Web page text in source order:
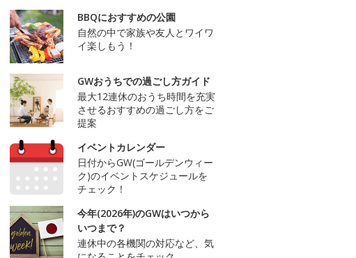
BBQにおすすめの公園
自然の中で家族や友人とワイワ
イ楽しもう！
GWおうちでの過ごし方ガイド
最大12連休のおうち時間を充実
させるおすすめの過ごし方をご
提案
イベントカレンダー
日付からGW(ゴールデンウィー
ク)のイベントスケジュールを
チェック！
今年(2026年)のGWはいつから
いつまで？
連休中の各機関の対応など、気